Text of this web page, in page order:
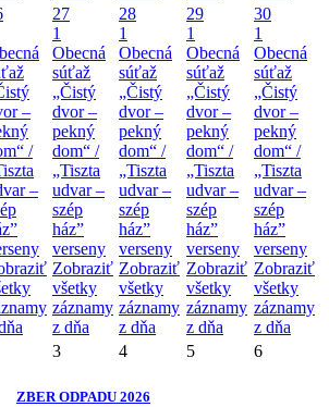
–
/
–
27
1
Obecná
súťaž
„Čistý
dvor –
pekný
dom“ /
„Tiszta
udvar –
szép
ház”
verseny
Zobraziť
všetky
záznamy
z dňa
28
1
Obecná
súťaž
„Čistý
dvor –
pekný
dom“ /
„Tiszta
udvar –
szép
ház”
verseny
Zobraziť
všetky
záznamy
z dňa
29
1
Obecná
súťaž
„Čistý
dvor –
pekný
dom“ /
„Tiszta
udvar –
szép
ház”
verseny
Zobraziť
všetky
záznamy
z dňa
30
1
Obecná
súťaž
„Čistý
dvor –
pekný
dom“ /
„Tiszta
udvar –
szép
ház”
verseny
Zobraziť
všetky
záznamy
z dňa
3 4 5 6
ZBER ODPADU 2026